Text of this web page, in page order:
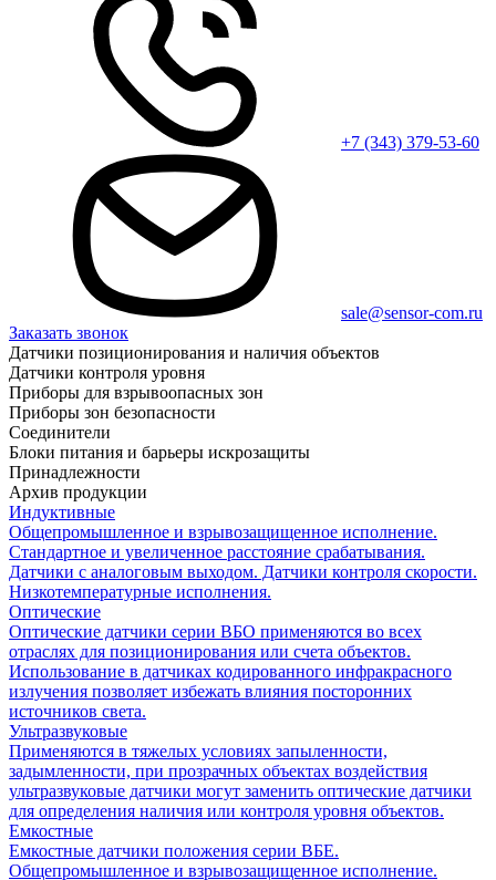
+7 (343) 379-53-60
sale@sensor-com.ru
Заказать звонок
Датчики позиционирования и наличия объектов
Датчики контроля уровня
Приборы для взрывоопасных зон
Приборы зон безопасности
Соединители
Блоки питания и барьеры искрозащиты
Принадлежности
Архив продукции
Индуктивные
Общепромышленное и взрывозащищенное исполнение.
Стандартное и увеличенное расстояние срабатывания.
Датчики с аналоговым выходом. Датчики контроля скорости.
Низкотемпературные исполнения.
Оптические
Оптические датчики серии ВБО применяются во всех
отраслях для позиционирования или счета объектов.
Использование в датчиках кодированного инфракрасного
излучения позволяет избежать влияния посторонних
источников света.
Ультразвуковые
Применяются в тяжелых условиях запыленности,
задымленности, при прозрачных объектах воздействия
ультразвуковые датчики могут заменить оптические датчики
для определения наличия или контроля уровня объектов.
Емкостные
Емкостные датчики положения серии ВБЕ.
Общепромышленное и взрывозащищенное исполнение.